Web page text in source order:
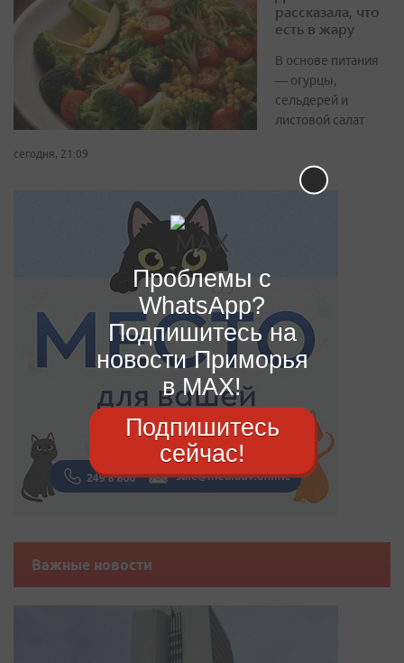
рассказала, что
есть в жару
В основе питания
— огурцы,
сельдерей и
листовой салат
сегодня, 21:09
Важные новости
Проблемы с
WhatsApp?
Подпишитесь на
новости Приморья
в MAX!
Подпишитесь
сейчас!